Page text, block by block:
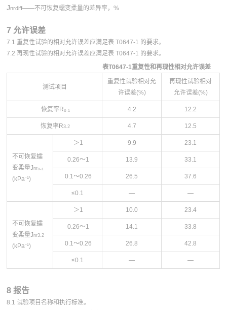
Jnrdiff——不可恢复蠕变柔量的差异率，%
7 允许误差
7.1 重复性试验的相对允许误差应满足表 T0647-1 的要求。
7.2 再现性试验的相对允许误差应满足表 T0647-1 的要求。
表T0647-1重复性和再现性相对允许误差
测试项目
重复性试验相对允
许误差(%)
再现性试验相对
允许误差(%)
恢复率R₀.₁ 4.2 12.2
恢复率R3.2 4.7 12.5
不可恢复蠕
变柔量Jnr₀.₁
(kPa⁻¹)
＞1 9.9 23.1
0.26～1 13.9 33.1
0.1～0.26 26.5 37.6
≤0.1 — —
不可恢复蠕
变柔量Jnr3.2
(kPa⁻¹)
＞1 10.0 23.4
0.26～1 14.1 33.8
0.1～0.26 26.8 42.8
≤0.1 — —
8 报告
8.1 试验项目名称和执行标准。